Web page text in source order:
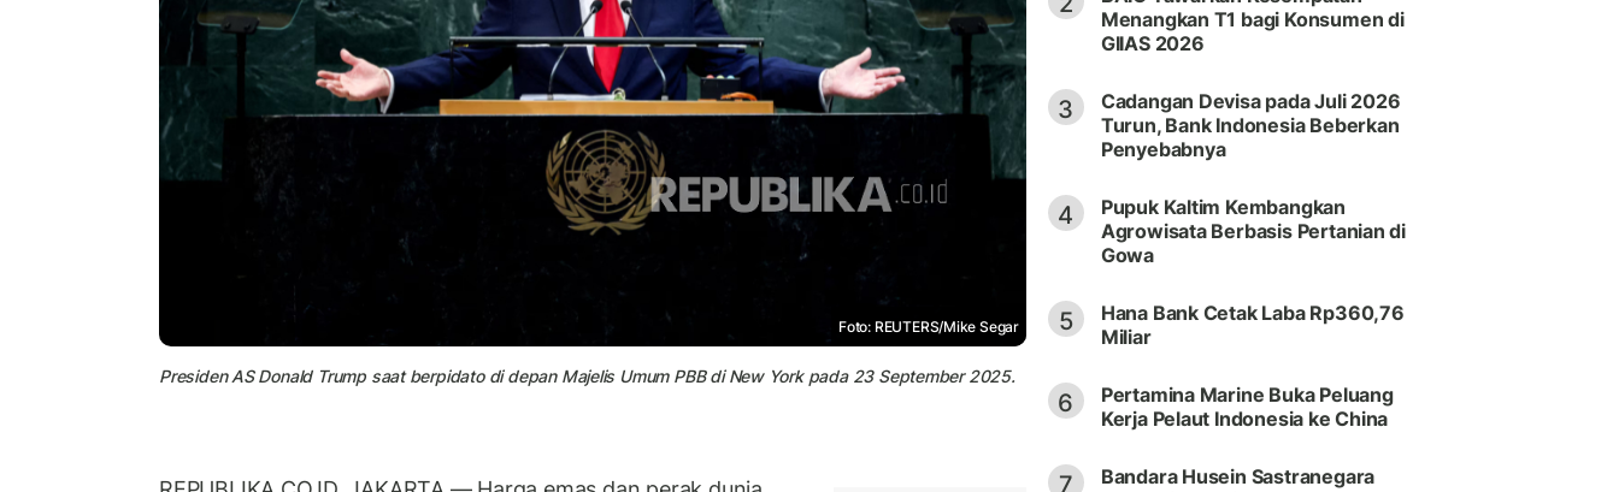
Foto: REUTERS/Mike Segar
Presiden AS Donald Trump saat berpidato di depan Majelis Umum PBB di New York pada 23 September 2025.
Menangkan T1 bagi Konsumen di
GIIAS 2026
3
Cadangan Devisa pada Juli 2026
Turun, Bank Indonesia Beberkan
Penyebabnya
4
Pupuk Kaltim Kembangkan
Agrowisata Berbasis Pertanian di
Gowa
5
Hana Bank Cetak Laba Rp360,76
Miliar
6
Pertamina Marine Buka Peluang
Kerja Pelaut Indonesia ke China
7
Bandara Husein Sastranegara